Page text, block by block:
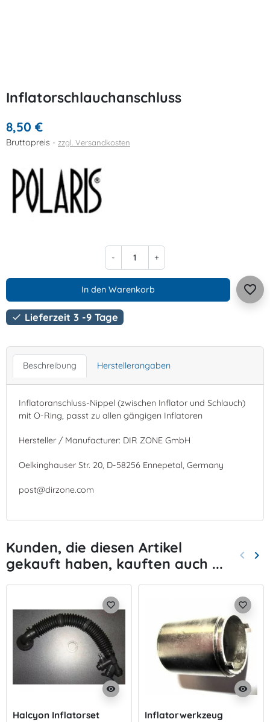
Inflatorschlauchanschluss
8,50 €
Bruttopreis zzgl. Versandkosten
- +
In den Warenkorb favorite_border
 Lieferzeit 3 -9 Tage
Beschreibung Herstellerangaben
Inflatoranschluss-Nippel (zwischen Inflator und Schlauch)
mit O-Ring, passt zu allen gängigen Inflatoren
Hersteller / Manufacturer: DIR ZONE GmbH
Oelkinghauser Str. 20, D-58256 Ennepetal, Germany
post@dirzone.com
Kunden, die diesen Artikel
gekauft haben, kauften auch ...
Zurück
keyboard_arrow_left keyboard_arrow_right
visibility
favorite_border
Halcyon Inflatorset
visibility
favorite_border
Inflatorwerkzeug